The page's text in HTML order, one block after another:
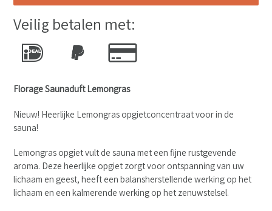
Veilig betalen met:
Florage Saunaduft Lemongras
Nieuw! Heerlijke Lemongras opgietconcentraat voor in de
sauna!
Lemongras opgiet vult de sauna met een fijne rustgevende
aroma. Deze heerlijke opgiet zorgt voor ontspanning van uw
lichaam en geest, heeft een balansherstellende werking op het
lichaam en een kalmerende werking op het zenuwstelsel.